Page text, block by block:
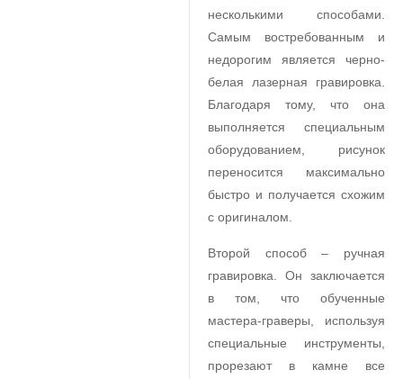
несколькими способами.
Самым востребованным и
недорогим является черно-
белая лазерная гравировка.
Благодаря тому, что она
выполняется специальным
оборудованием, рисунок
переносится максимально
быстро и получается схожим
с оригиналом.
Второй способ – ручная
гравировка. Он заключается
в том, что обученные
мастера-граверы, используя
специальные инструменты,
прорезают в камне все